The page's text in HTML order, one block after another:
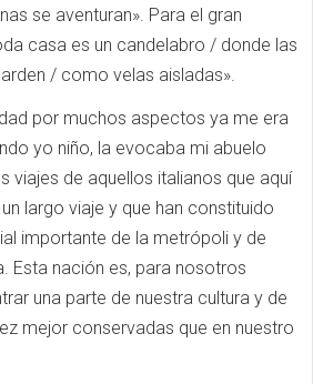
se aventuran». Para el gran
casa es un candelabro / donde las
/ como velas aisladas».
por muchos aspectos ya me era
yo niño, la evocaba mi abuelo
viajes de aquellos italianos que aquí
largo viaje y que han constituido
importante de la metrópoli y de
Esta nación es, para nosotros
una parte de nuestra cultura y de
mejor conservadas que en nuestro